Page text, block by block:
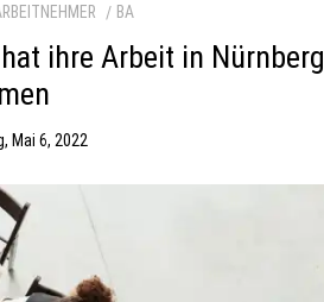
BA
ihre Arbeit in Nürnberg
Mai 6, 2022